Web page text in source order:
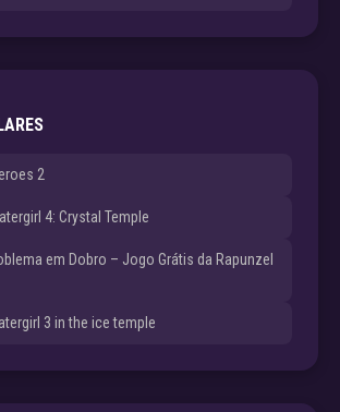
2
4: Crystal Temple
em Dobro – Jogo Grátis da Rapunzel
3 in the ice temple